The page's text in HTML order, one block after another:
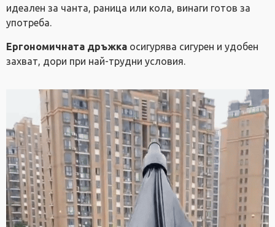
идеален за чанта, раница или кола, винаги готов за
употреба.
Ергономичната дръжка осигурява сигурен и удобен
захват, дори при най-трудни условия.